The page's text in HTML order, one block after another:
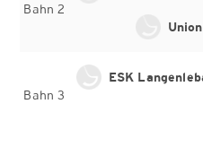
Bahn 2
Bahn 3
ESK